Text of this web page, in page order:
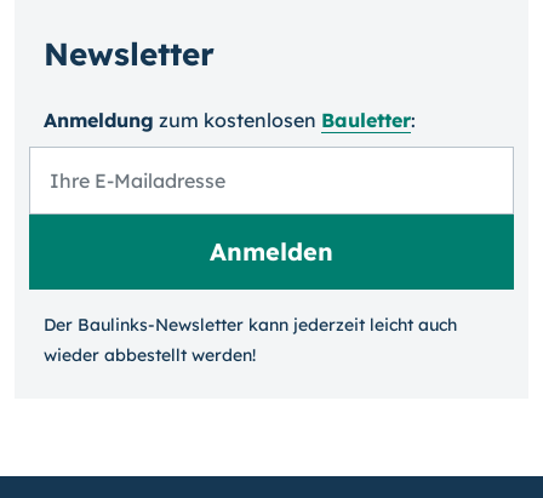
Newsletter
Anmeldung zum kosten­losen Bauletter:
Der Baulinks-Newsletter kann jeder­zeit leicht auch
wieder ab­bestellt werden!